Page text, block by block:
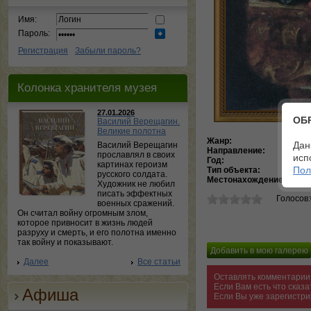
Имя:
Пароль:
Регистрация
Забыли пароль?
Колонка хранителя музея
27.01.2026
Василий Верещагин.
Великие полотна
Василий Верещагин
прославлял в своих
картинах героизм
русского солдата.
Художник не любил
писать эффектных
военных сражений.
Он считал войну огромным злом,
которое привносит в жизнь людей
разруху и смерть, и его полотна именно
так войну и показывают.
Далее
Все статьи
Афиша
Жанр:
Направление:
Год:
Тип объекта:
Местонахождение:
Оставлять
Если Вам есть что
Если Вы уже